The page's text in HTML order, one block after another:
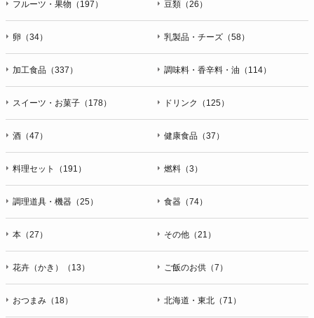
フルーツ・果物（197） 豆類（26）
卵（34） 乳製品・チーズ（58）
加工食品（337） 調味料・香辛料・油（114）
スイーツ・お菓子（178） ドリンク（125）
酒（47） 健康食品（37）
料理セット（191） 燃料（3）
調理道具・機器（25） 食器（74）
本（27） その他（21）
花卉（かき）（13） ご飯のお供（7）
おつまみ（18） 北海道・東北（71）